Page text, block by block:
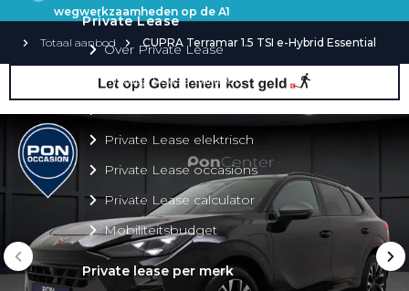
Private Lease
Over Private Lease
Private Lease aanbod
Private Lease elektrisch
Private Lease occasions
Private Lease calculator
Mobiliteitsbudget
Private lease per merk
wegwerkzaamheden op de A1
Totaal aanbod CUPRA Terramar 1.5 TSI e-Hybrid Essential